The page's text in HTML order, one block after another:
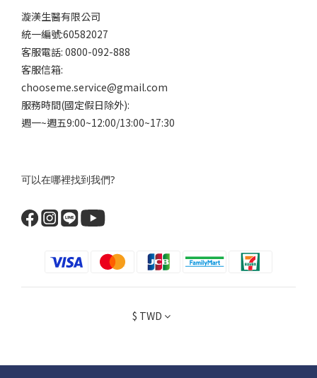
漩渼生醫有限公司
統一編號:60582027
客服電話: 0800-092-888
客服信箱:
chooseme.service@gmail.com
服務時間(國定假日除外):
週一~週五9:00~12:00/13:00~17:30
可以在哪裡找到我們?
$ TWD